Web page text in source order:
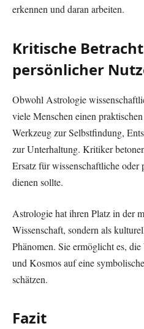
erkennen und daran arbeiten.
Kritische
persönlicher
Obwohl Astrologie
viele Menschen einen
Werkzeug zur Selbstfindung,
zur Unterhaltung. Kritiker
Ersatz für wissenschaftliche oder
dienen sollte.
Astrologie hat ihren Platz in der
Wissenschaft, sondern als
Phänomen. Sie ermöglicht es,
und Kosmos auf eine
schätzen.
Fazit